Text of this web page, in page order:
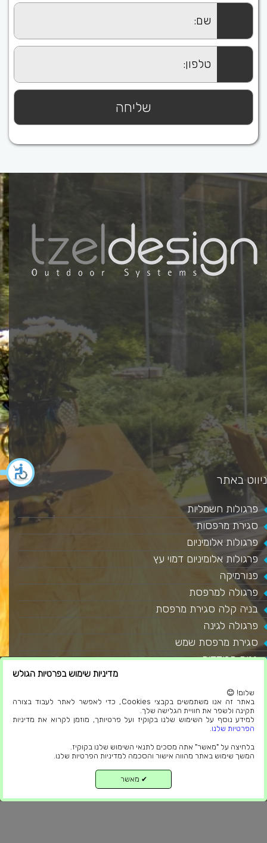
ניווט באתר
פרגולות חשמליות
סגירת מרפסות
פרגולות אלומיניום
פרגולות אלומיניום דמוי עץ
פנורמיקה
פרגולה למרפסת
בניה קלה סגירת מרפסת
פרגולה לגינה
סגירת מרפסת שמש
גגות מבודדים
בלוג
הצהרת נגישות
תקנון פרטיות
נהיה בקשר
מדיניות שימוש בפרטיות הגולש
שלום! 😊
באתר זה אנו משתמשים בקבצי Cookies, כדי לאפשר לאתר לעבוד בצורה
תקינה ולשפר את חוויית הגלישה שלך.
למידע נוסף על השימוש שלנו בקוקיז ועל פרטיותך, מוזמן לקרוא את מדיניות
הפרטיות שלנו.
בלחיצה על "מאשר" אתה מסכים לתנאי השימוש שלנו בקוקיז.
המשך שימוש באתר מהווה אישור והסכמה למדיניות הפרטיות שלנו.
✔ מאשר